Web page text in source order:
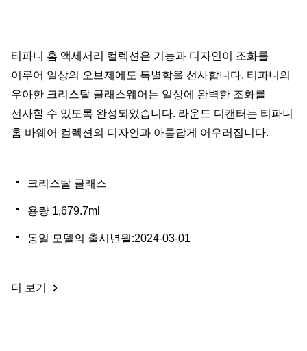
티파니 홈 액세서리 컬렉션은 기능과 디자인이 조화를
이루어 일상의 오브제에도 특별함을 선사합니다. 티파니의
우아한 크리스탈 글래스웨어는 일상에 완벽한 조화를
선사할 수 있도록 완성되었습니다. 라운드 디캔터는 티파니
홈 바웨어 컬렉션의 디자인과 아름답게 어우러집니다.
크리스탈 글래스
용량 1,679.7ml
동일 모델의 출시년월:2024-03-01
더 보기